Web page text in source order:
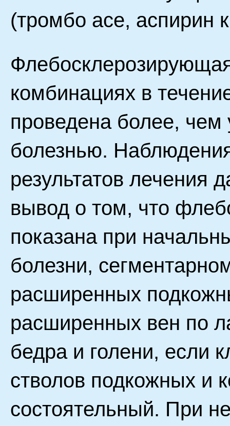
(тромбо асе, аспирин
комбинациях в
проведена более, чем
болезнью.
результатов лечения
вывод о том, что
показана при
болезни,
расширенных
расширенных вен по
бедра и голени, если
стволов подкожных и
состоятельный. При